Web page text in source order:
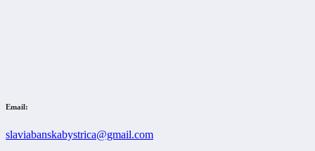
Email:
slaviabanskabystrica@gmail.com